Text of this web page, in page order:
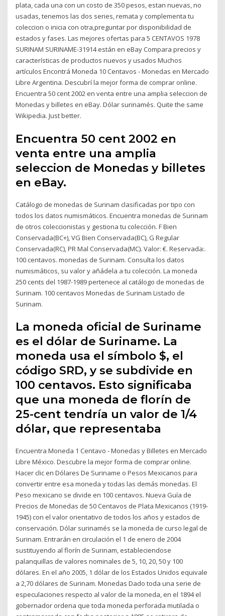
plata, cada una con un costo de 350 pesos, estan nuevas, no
usadas, tenemos las dos series, remata y complementa tu
coleccion o inicia con otra,preguntar por disponibilidad de
estados y fases. Las mejores ofertas para 5 CENTAVOS 1978
SURINAM SURINAME-31914 están en eBay Compara precios y
características de productos nuevos y usados Muchos
artículos Encontrá Moneda 10 Centavos - Monedas en Mercado
Libre Argentina. Descubrí la mejor forma de comprar online.
Encuentra 50 cent 2002 en venta entre una amplia seleccion de
Monedas y billetes en eBay. Dólar surinamés. Quite the same
Wikipedia. Just better.
Encuentra 50 cent 2002 en
venta entre una amplia
seleccion de Monedas y billetes
en eBay.
Catálogo de monedas de Surinam clasificadas por tipo con
todos los datos numismáticos. Encuentra monedas de Surinam
de otros coleccionistas y gestiona tu colección. F Bien
Conservada(BC+), VG Bien Conservada(BC), G Regular
Conservada(RC), PR Mal Conservada(MC). Valor: €. Reservada:.
100 centavos. monedas de Surinam. Consulta los datos
numismáticos, su valor y añádela a tu colección. La moneda
250 cents del 1987-1989 pertenece al catálogo de monedas de
Surinam. 100 centavos Monedas de Surinam Listado de
Surinam.
La moneda oficial de Suriname
es el dólar de Suriname. La
moneda usa el símbolo $, el
código SRD, y se subdivide en
100 centavos. Esto significaba
que una moneda de florín de
25-cent tendría un valor de 1/4
dólar, que representaba
Encuentra Moneda 1 Centavo - Monedas y Billetes en Mercado
Libre México. Descubre la mejor forma de comprar online.
Hacer clic en Dólares De Suriname o Pesos Mexicanos para
convertir entre esa moneda y todas las demás monedas. El
Peso mexicano se divide en 100 centavos. Nueva Guía de
Precios de Monedas de 50 Centavos de Plata Mexicanos (1919-
1945) con el valor orientativo de todos los años y estados de
conservación. Dólar surinamés se la moneda de curso legal de
Surinam. Entrarán en circulación el 1 de enero de 2004
sustituyendo al florín de Surinam, estableciendose
palanquillas de valores nominales de 5, 10, 20, 50 y 100
dólares. En el año 2005, 1 dólar de los Estados Unidos equivale
a 2,70 dólares de Surinam. Monedas Dado toda una serie de
especulaciones respecto al valor de la moneda, en el 1894 el
gobernador ordena que toda moneda perforada mutilada o